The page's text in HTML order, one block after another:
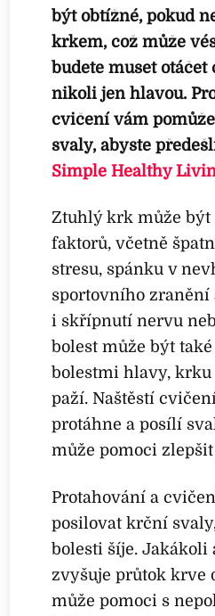
být obtížné, pokud
krkem, což může
budete muset
nikoli jen hlavou.
cvičení vám
svaly, abyste
Simple Healthy
Ztuhlý krk může být
faktorů, včetně
stresu, spánku v
sportovního zranění
i skřípnutí nervu
bolest může být
bolestmi hlavy, krku
paží. Naštěstí
protáhne a posílí
může pomoci
Protahování a
posilovat krční
bolesti šíje. Jakákoli
zvyšuje průtok krve
může pomoci s